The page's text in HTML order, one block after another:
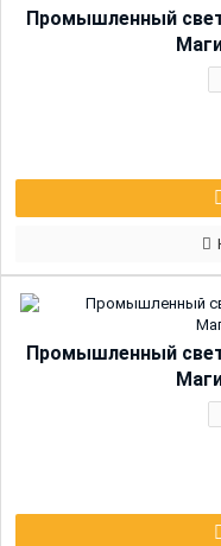
Промышленный
Промышленный